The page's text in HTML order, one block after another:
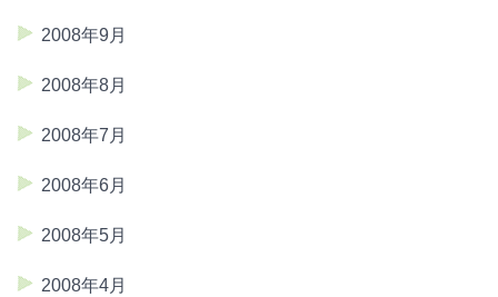
2008年9月
2008年8月
2008年7月
2008年6月
2008年5月
2008年4月